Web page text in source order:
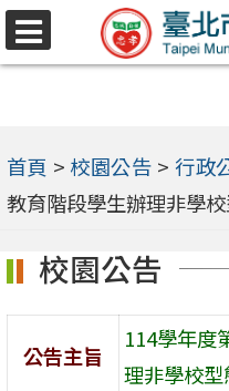
跳
至
內
容
選
首頁 > 校園公告 > 行政
教育階段學生辦理非學
校園公告
公告主旨
114學年度
理非學校型